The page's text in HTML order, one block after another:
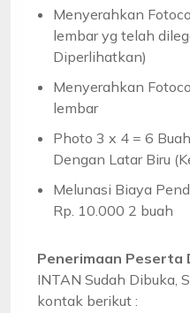
Menyerahkan
lembar yg telah
Diperlihatkan)
Menyerahkan
lembar
Photo 3 x 4 = 6
Dengan Latar Biru
Melunasi Biaya
Rp. 10.000 2 buah
Penerimaan Peserta
INTAN Sudah Dibuka,
kontak berikut :